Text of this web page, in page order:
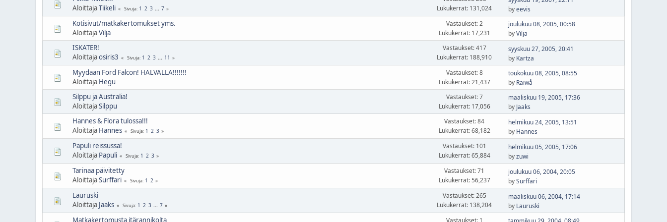
AloittajaTiikeli Sivuja 1 2 3 ... 7
Lukukerrat: 131,024
byeevis
Kotisivut/matkakertomukset yms.
AloittajaVilja
Vastaukset: 2
Lukukerrat: 17,231
joulukuu 08, 2005, 00:58
byVilja
ISKATER!
Aloittajaosiris3 Sivuja 1 2 3 ... 11
Vastaukset: 417
Lukukerrat: 188,910
syyskuu 27, 2005, 20:41
by Kartza
Myydaan Ford Falcon! HALVALLA!!!!!!!
Aloittaja Hegu
Vastaukset: 8
Lukukerrat: 21,437
toukokuu 08, 2005, 08:55
by Raiwå
Silppu ja Australia!
AloittajaSilppu
Vastaukset: 7
Lukukerrat: 17,056
maaliskuu 19, 2005, 17:36
by Jaaks
Hannes & Flora tulossa!!!
Aloittaja Hannes Sivuja 1 2 3
Vastaukset: 84
Lukukerrat: 68,182
helmikuu 24, 2005, 13:51
by Hannes
Papuli reissussa!
Aloittaja Papuli Sivuja 1 2 3
Vastaukset: 101
Lukukerrat: 65,884
helmikuu 05, 2005, 17:06
byzuwi
Tarinaa päivitetty
AloittajaSurffari Sivuja 1 2
Vastaukset: 71
Lukukerrat: 56,237
joulukuu 06, 2004, 20:05
bySurffari
Lauruski
Aloittaja Jaaks Sivuja 1 2 3 ... 7
Vastaukset: 265
Lukukerrat: 138,204
maaliskuu 06, 2004, 17:14
by Lauruski
Matkakertomusta itärannikolta Vastaukset: 1